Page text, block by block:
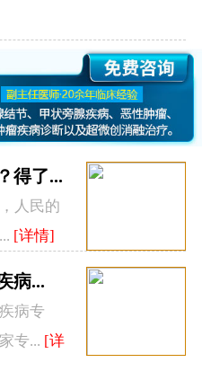
、易出汗、眼球突出、
老年人甲状腺随着年龄
也随之下降。甲状腺机
泌增加，但血液与甲状
对甲状腺素的反应减
现：
有不同程度的心血
的作用下，心脏负担会
颤动、心动过速、心绞
得了...
人民的
[详情]
病...
病专
专... [详